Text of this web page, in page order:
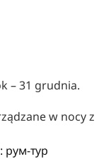
– 31 grudnia.
w nocy z
рум-тур